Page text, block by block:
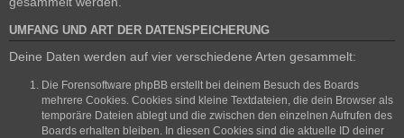
UMFANG UND ART DER DATENSPEICHERUNG
Deine Daten werden auf vier verschiedene Arten gesammelt:
Die Forensoftware phpBB erstellt bei deinem Besuch des Boards
mehrere Cookies. Cookies sind kleine Textdateien, die dein Browser als
temporäre Dateien ablegt und die zwischen den einzelnen Aufrufen des
Boards erhalten bleiben. In diesen Cookies sind die aktuelle ID deiner